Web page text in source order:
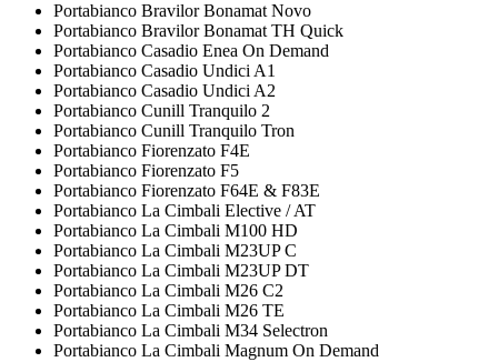
Portabianco Bravilor Bonamat Novo
Portabianco Bravilor Bonamat TH Quick
Portabianco Casadio Enea On Demand
Portabianco Casadio Undici A1
Portabianco Casadio Undici A2
Portabianco Cunill Tranquilo 2
Portabianco Cunill Tranquilo Tron
Portabianco Fiorenzato F4E
Portabianco Fiorenzato F5
Portabianco Fiorenzato F64E & F83E
Portabianco La Cimbali Elective / AT
Portabianco La Cimbali M100 HD
Portabianco La Cimbali M23UP C
Portabianco La Cimbali M23UP DT
Portabianco La Cimbali M26 C2
Portabianco La Cimbali M26 TE
Portabianco La Cimbali M34 Selectron
Portabianco La Cimbali Magnum On Demand